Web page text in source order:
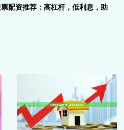
配资推荐：高杠杆，低利息，助